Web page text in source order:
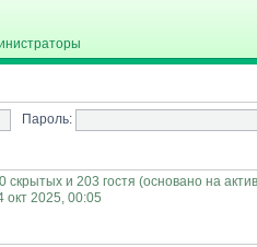
Пароль:
скрытых и 203 гостя (основано на
окт 2025, 00:05